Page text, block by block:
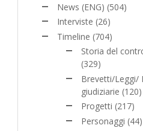
News (ENG) (504)
Interviste (26)
Timeline (704)
Storia del
(329)
Brevetti/Leggi/
giudiziarie (120)
Progetti (217)
Personaggi (44)